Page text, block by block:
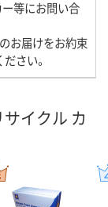
等にお問い合
のお届けをお約束
さい。
サイクル カ